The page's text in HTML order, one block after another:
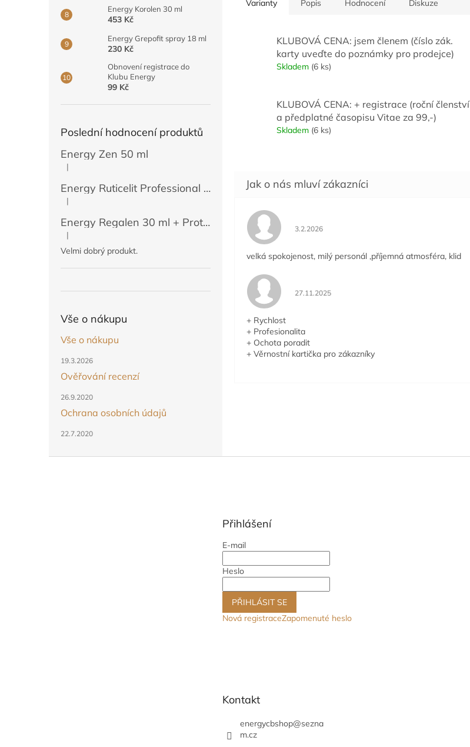
Energy Korolen 30 ml
453 Kč
Energy Grepofit spray 18 ml
230 Kč
Obnovení registrace do
Klubu Energy
99 Kč
Poslední hodnocení produktů
Energy Zen 50 ml
Hodnocení produktu je 5 z 5 hvězdiček.
|
Energy Ruticelit Professional 500 ml
Hodnocení produktu je 5 z 5 hvězdiček.
|
Energy Regalen 30 ml + Protektin 50 ml (POUZE PRO ČLENY)
Hodnocení produktu je 5 z 5 hvězdiček.
|
Velmi dobrý produkt.
Vše o nákupu
Vše o nákupu
19.3.2026
Ověřování recenzí
26.9.2020
Ochrana osobních údajů
22.7.2020
Varianty Popis Hodnocení Diskuze
KLUBOVÁ CENA: jsem členem (číslo zák.
karty uveďte do poznámky pro prodejce)
Skladem (6 ks)
KLUBOVÁ CENA: + registrace (roční členství
a předplatné časopisu Vitae za 99,-)
Skladem (6 ks)
Hodnocení obchodu je 5 z 5 hvězdiček.
3.2.2026
velká spokojenost, milý personál ,příjemná atmosféra, klid
Hodnocení obchodu je 5 z 5 hvězdiček.
27.11.2025
+ Rychlost
+ Profesionalita
+ Ochota poradit
+ Věrnostní kartička pro zákazníky
Přihlášení
E-mail
Heslo
PŘIHLÁSIT SE
Nová registraceZapomenuté heslo
Kontakt
energycbshop@sezna
m.cz